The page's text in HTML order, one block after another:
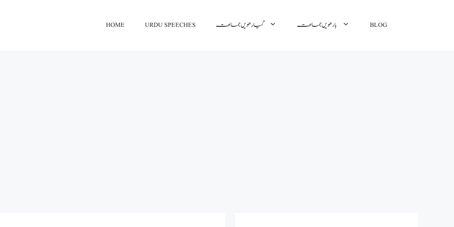
HOME URDU SPEECHES گیارھویں جماعت بارھویں جماعت BLOG